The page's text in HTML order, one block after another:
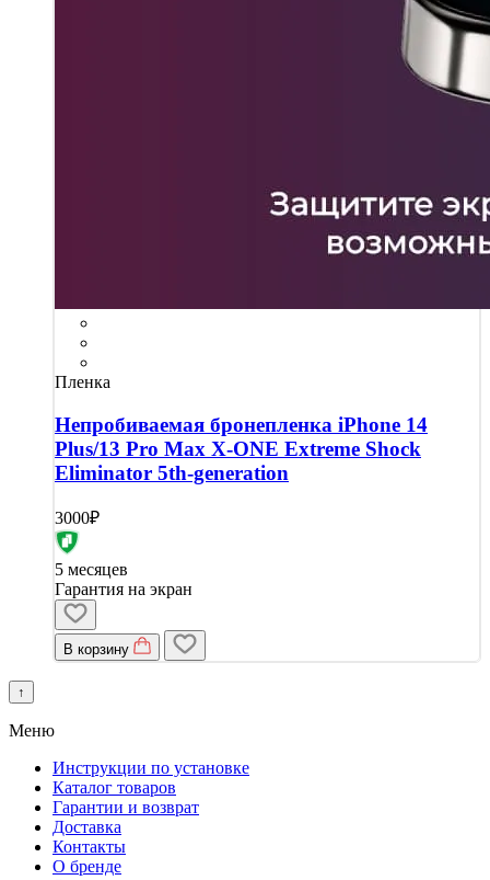
Пленка
Непробиваемая бронепленка iPhone 14
Plus/13 Pro Max X-ONE Extreme Shock
Eliminator 5th-generation
3000₽
5 месяцев
Гарантия на экран
В корзину
↑
Меню
Инструкции по установке
Каталог товаров
Гарантии и возврат
Доставка
Контакты
О бренде